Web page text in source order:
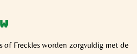
of Freckles worden zorgvuldig met de